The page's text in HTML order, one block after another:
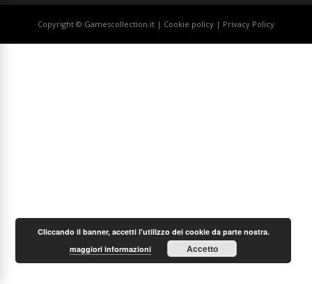
Copyright © Gamescollection.it | Cookie policy | Privacy Policy
Cliccando il banner, accetti l'utilizzo dei cookie da parte nostra.
maggiori informazioni
Accetto